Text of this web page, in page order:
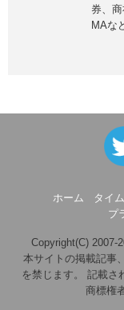
券、
MAな
ホーム タイ
プ
Copyright(C) 2007-
本サイトの掲載記事
を禁じます。 記載さ
商標権